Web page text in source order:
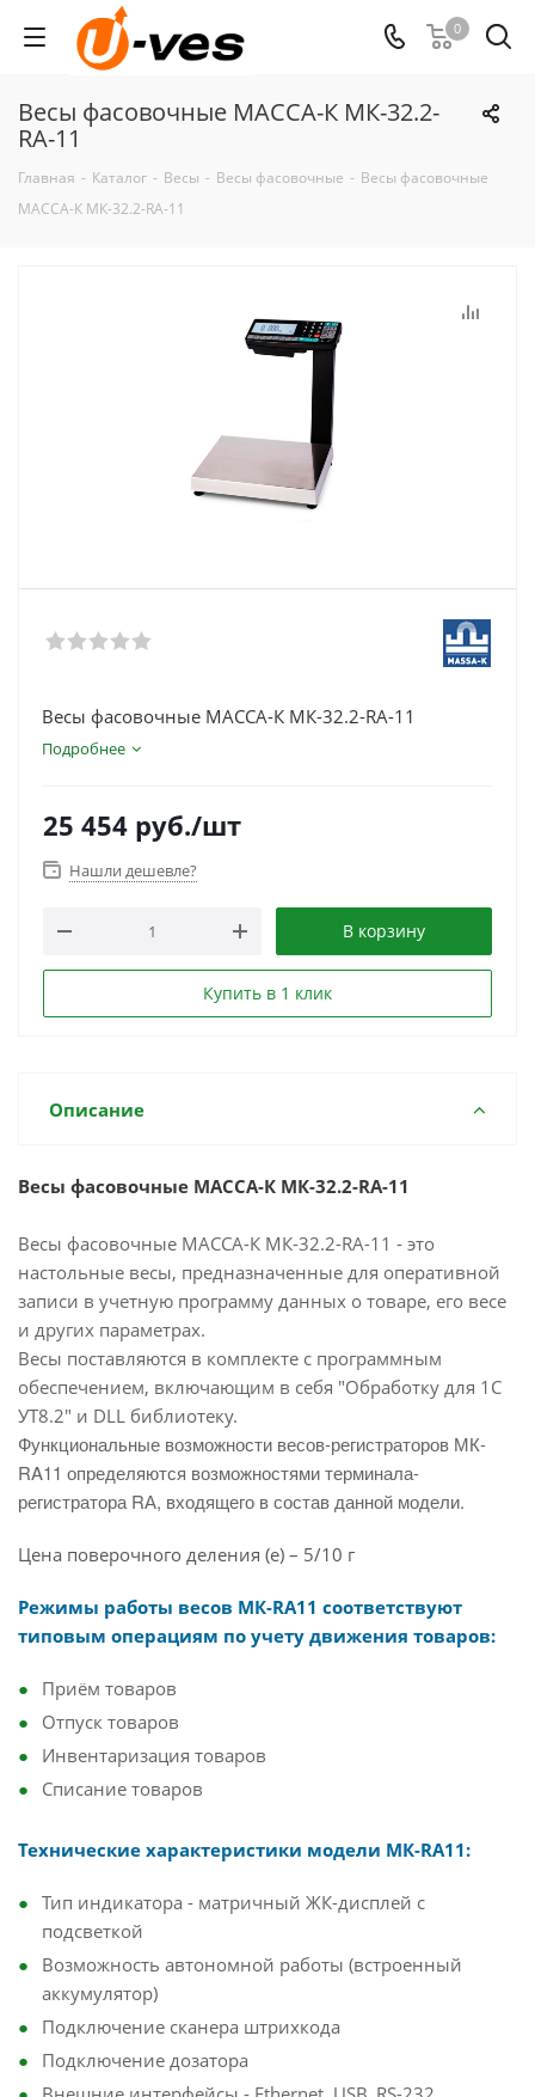
0
Весы фасовочные МАССА-К МК-32.2-
RA-11
Главная - Каталог - Весы - Весы фасовочные - Весы фасовочные
МАССА-К МК-32.2-RA-11
Весы фасовочные МАССА-К МК-32.2-RA-11
Подробнее
25 454 руб./шт
Нашли дешевле?
В корзину
Купить в 1 клик
Описание
Весы фасовочные МАССА-К МК-32.2-RA-11
Весы фасовочные МАССА-К МК-32.2-RA-11 - это
настольные весы, предназначенные для оперативной
записи в учетную программу данных о товаре, его весе
и других параметрах.
Весы поставляются в комплекте с программным
обеспечением, включающим в себя "Обработку для 1С
УТ8.2" и DLL библиотеку.
Функциональные возможности весов-регистраторов МК-
RA11 определяются возможностями терминала-
регистратора RА, входящего в состав данной модели.
Цена поверочного деления (e) – 5/10 г
Режимы работы весов МК-RA11 соответствуют
типовым операциям по учету движения товаров:
Приём товаров
Отпуск товаров
Инвентаризация товаров
Списание товаров
Технические характеристики модели МК-RA11:
Тип индикатора - матричный ЖК-дисплей с
подсветкой
Возможность автономной работы (встроенный
аккумулятор)
Подключение сканера штрихкода
Подключение дозатора